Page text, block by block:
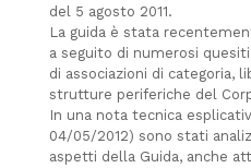
del 5 agosto 2011.
La guida è stata
a seguito di numerosi
di associazioni di categoria,
strutture periferiche del
In una nota tecnica
04/05/2012) sono stati
aspetti della Guida, anche